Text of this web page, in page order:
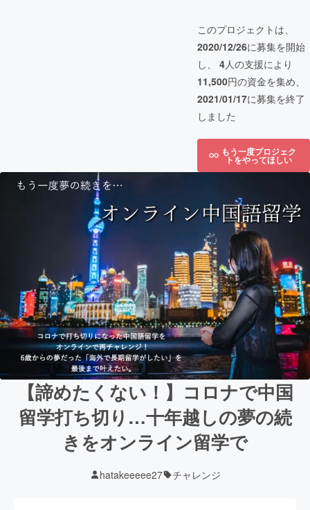
このプロジェクトは、
2020/12/26に募集を開始
し、 4人の支援により
11,500円の資金を集め、
2021/01/17に募集を終了
しました
もう一度プロジェク
トをやってほしい
【諦めたくない！】コロナで中国
留学打ち切り…十年越しの夢の続
きをオンライン留学で
hatakeeeee27 チャレンジ